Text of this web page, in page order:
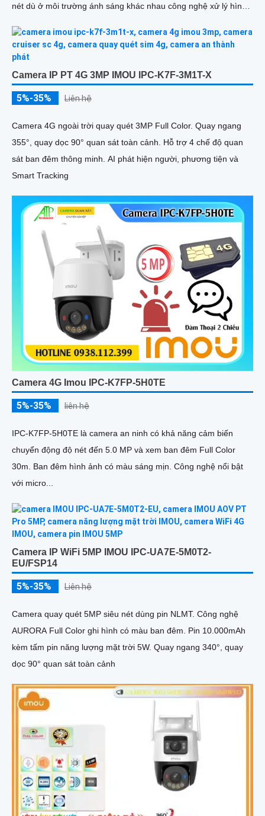
nét dù ở môi trường ánh sáng khác nhau công nghệ xử lý hình
Camera IP PT 4G 3MP IMOU IPC-K7F-3M1T-X
5%-35% Liên hệ
Camera 4G ngoài trời quay quét 3MP Full Color. Quay ngang
355°, quay dọc 90° quan sát toàn cảnh. Hỗ trợ 4 chế độ quan
sát ban đêm thông minh. AI phát hiện người, phương tiện và
Smart Tracking
Camera 4G Imou IPC-K7FP-5H0TE
5%-35% liên hệ
IPC-K7FP-5H0TE là camera an ninh có khả năng cảm biến
chuyển động độ nét đến 5.0 MP và xem ban đêm Full Color
30m. Ban đêm hình ảnh có màu sáng mịn. Công nghệ nổi bật
với micro...
Camera IP WiFi 5MP IMOU IPC-UA7E-5M0T2-
EU/FSP14
5%-35% Liên hệ
Camera quay quét 5MP siêu nét dùng pin NLMT. Công nghệ
AURORA Full Color ghi hình có màu ban đêm. Pin 10.000mAh
kèm tấm pin năng lượng mặt trời 5W. Quay ngang 340°, quay
dọc 90° quan sát toàn cảnh